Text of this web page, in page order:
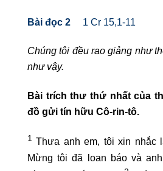
Bài đọc 2 1 Cr 15,1-11
Chúng tôi đều rao giảng như
như vậy.
Bài trích thư thứ nhất của
đồ gửi tín hữu Cô-rin-tô.
1 Thưa anh em, tôi xin nhắc
Mừng tôi đã loan báo và